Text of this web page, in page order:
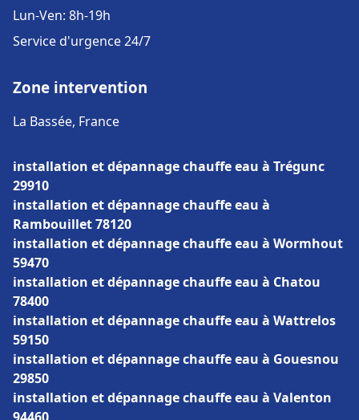
Lun-Ven: 8h-19h
Service d'urgence 24/7
Zone intervention
La Bassée, France
installation et dépannage chauffe eau à Trégunc
29910
installation et dépannage chauffe eau à
Rambouillet 78120
installation et dépannage chauffe eau à Wormhout
59470
installation et dépannage chauffe eau à Chatou
78400
installation et dépannage chauffe eau à Wattrelos
59150
installation et dépannage chauffe eau à Gouesnou
29850
installation et dépannage chauffe eau à Valenton